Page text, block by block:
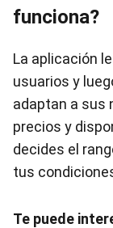
funciona?
La aplicación
usuarios y
adaptan a sus
precios y
decides el
tus
Te puede